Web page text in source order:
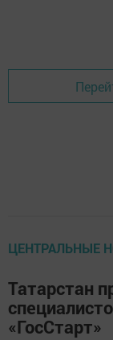
ЦЕНТРАЛЬНЫЕ
Татарстан
«ГосСтарт»